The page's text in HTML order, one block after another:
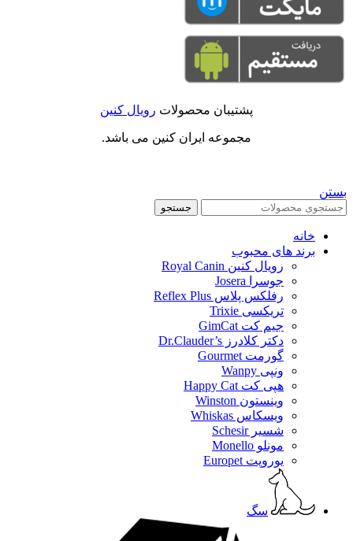
پشتیبان محصولات رویال کنین
مجموعه ایران کنین می باشد.
بستن
جستجو
خانه
برند های محبوب
رویال کنین Royal Canin
جوسرا Josera
رفلکس پلاس Reflex Plus
تریکسی Trixie
جیم کت GimCat
دکتر کلادرز Dr.Clauder’s
گورمت Gourmet
ونپی Wanpy
هپی کت Happy Cat
وینستون Winston
ویسکاس Whiskas
شسیر Schesir
مونلو Monello
یوروپت Europet
سگ